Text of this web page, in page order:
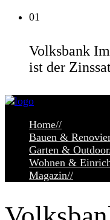
01
Volksbank
ist der
Home//
Bauen &
Garten & Outdoor
Wohnen &
Magazin//